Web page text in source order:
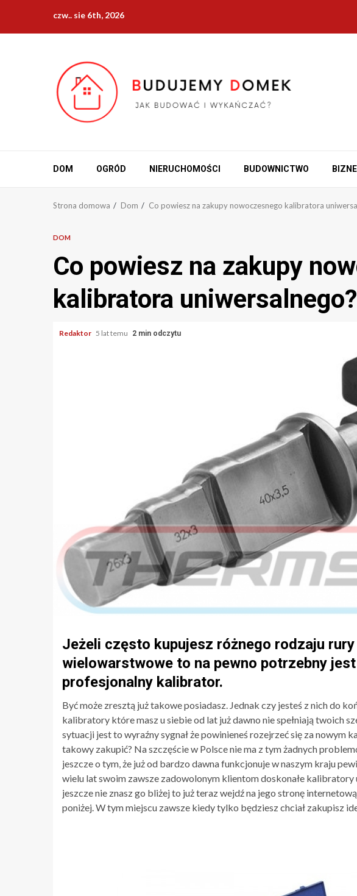
treści
czw.. sie 6th, 2026
DOM OGRÓD NIERUCHOMOŚCI BUDOWNICTWO
Strona domowa Dom Co powiesz na zakupy nowoczesnego kalibratora
DOM
Co powiesz na zakupy
kalibratora uniwersalnego?
Redaktor 5 lat temu 2 min odczytu
Jeżeli często kupujesz różnego rodzaju
wielowarstwowe to na pewno potrzebny
profesjonalny kalibrator.
Być może zresztą już takowe posiadasz. Jednak czy jesteś z nich do
kalibratory które masz u siebie od lat już dawno nie spełniają twoich
sytuacji jest to wyraźny sygnał że powinieneś rozejrzeć się za nowym
takowy zakupić? Na szczęście w Polsce nie ma z tym żadnych
jeszcze o tym, że już od bardzo dawna funkcjonuje w naszym kraju
wielu lat swoim zawsze zadowolonym klientom doskonałe kalibratory
jeszcze nie znasz go bliżej to już teraz wejdź na jego stronę
poniżej. W tym miejscu zawsze kiedy tylko będziesz chciał zakupisz